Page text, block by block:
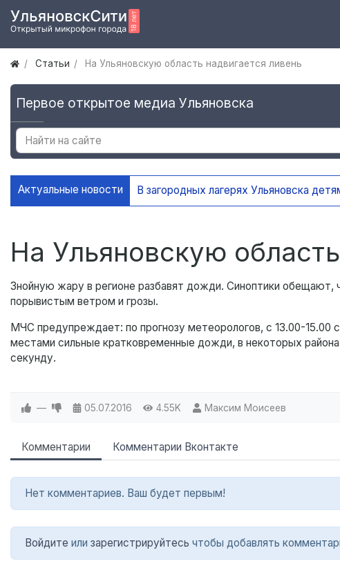
Статьи На Ульяновскую область надвигается ливень
Первое открытое медиа Ульяновска
Актуальные новости
На Ульяновскую
Знойную жару в регионе разбавят дожди. Синоптики
порывистым ветром и грозы.
МЧС предупреждает: по прогнозу метеорологов, с 13.00-
местами сильные кратковременные дожди, в некоторых
секунду.
— 05.07.2016 4.55K Максим Моисеев
Комментарии Комментарии Вконтакте
Нет комментариев. Ваш будет первым!
Войдите или зарегистрируйтесь чтобы добавлять